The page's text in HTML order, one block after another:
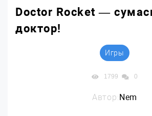
Doctor Rocket —
доктор!
Игры
1799 0
Автор:Nem